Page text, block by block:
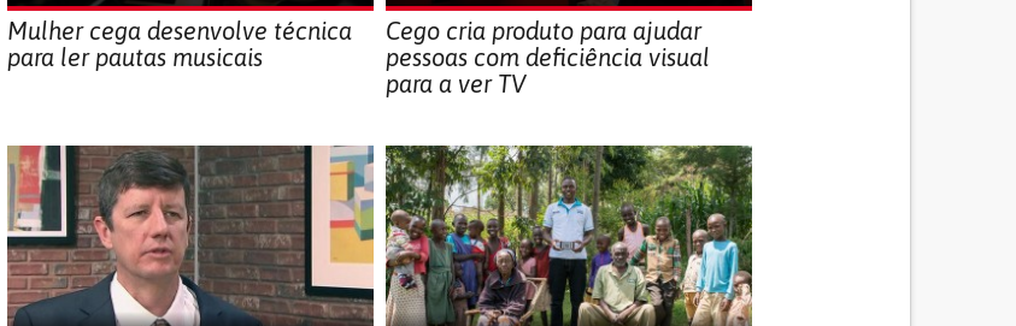
Mulher cega desenvolve técnica
para ler pautas musicais
Cego cria produto para ajudar
pessoas com deficiência visual
para a ver TV